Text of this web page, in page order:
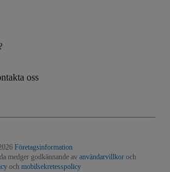
oss
Företagsinformation
medger godkännande av användarvillkor och
och mobilsekretesspolicy